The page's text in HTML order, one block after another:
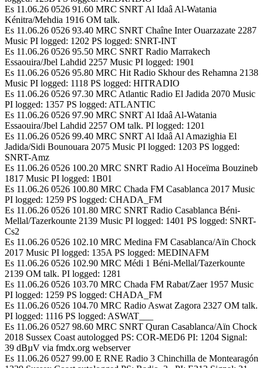
Es 11.06.26 0526 91.60 MRC SNRT Al Idaâ Al-Watania
Kénitra/Mehdia 1916 OM talk.
Es 11.06.26 0526 93.40 MRC SNRT Chaîne Inter Ouarzazate 2287
Music PI logged: 1202 PS logged: SNRT-INT
Es 11.06.26 0526 95.50 MRC SNRT Radio Marrakech
Essaouira/Jbel Lahdid 2257 Music PI logged: 1901
Es 11.06.26 0526 95.80 MRC Hit Radio Skhour des Rehamna 2138
Music PI logged: 1118 PS logged: HITRADIO
Es 11.06.26 0526 97.30 MRC Atlantic Radio El Jadida 2070 Music
PI logged: 1357 PS logged: ATLANTIC
Es 11.06.26 0526 97.90 MRC SNRT Al Idaâ Al-Watania
Essaouira/Jbel Lahdid 2257 OM talk. PI logged: 1201
Es 11.06.26 0526 99.40 MRC SNRT Al Idaâ Al Amazighia El
Jadida/Sidi Bounouara 2075 Music PI logged: 1203 PS logged:
SNRT-Amz
Es 11.06.26 0526 100.20 MRC SNRT Radio Al Hoceïma Bouzineb
1817 Music PI logged: 1B01
Es 11.06.26 0526 100.80 MRC Chada FM Casablanca 2017 Music
PI logged: 1259 PS logged: CHADA_FM
Es 11.06.26 0526 101.80 MRC SNRT Radio Casablanca Béni-
Mellal/Tazerkounte 2139 Music PI logged: 1401 PS logged: SNRT-
Cs2
Es 11.06.26 0526 102.10 MRC Medina FM Casablanca/Aïn Chock
2017 Music PI logged: 135A PS logged: MEDINAFM
Es 11.06.26 0526 102.90 MRC Médi 1 Béni-Mellal/Tazerkounte
2139 OM talk. PI logged: 1281
Es 11.06.26 0526 103.70 MRC Chada FM Rabat/Zaer 1957 Music
PI logged: 1259 PS logged: CHADA_FM
Es 11.06.26 0526 104.70 MRC Radio Aswat Zagora 2327 OM talk.
PI logged: 1116 PS logged: ASWAT___
Es 11.06.26 0527 98.60 MRC SNRT Quran Casablanca/Aïn Chock
2018 Sussex Coast autologged PS: COR-MED6 PI: 1204 Signal:
39 dBµV via fmdx.org webserver
Es 11.06.26 0527 99.00 E RNE Radio 3 Chinchilla de Montearagón